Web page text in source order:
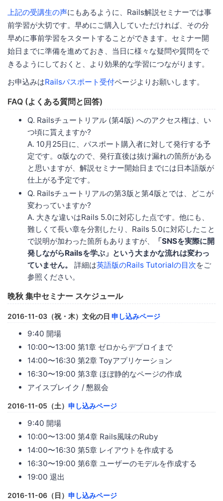
上記の受講生の声にもあるように、Rails解説セミナーでは事
前学習が大切です。早めにご購入していただければ、その分
早めに事前学習をスタートすることができます。セミナー開
始日までに準備を進めておき、当日に様々な疑問や質問をで
きるようにしておくと、より効果的な学習につながります。
お申込みはRailsパスポート受付ページよりお願いします。
FAQ (よくある質問と回答)
Q. Railsチュートリアル (第4版) へのアクセス権は、い
つ頃に貰えますか?
A. 10月25日に、パスポート購入者に対して発行する予
定です。α版なので、発行直後は抜け漏れの箇所がある
と思いますが、解説セミナー開始日までには日本語版が
仕上がる予定です。
Q. Railsチュートリアルの第3版と第4版とでは、どこが
変わっていますか?
A. 大きな違いはRails 5.0に対応した点です。他にも、
難しくて長い章を分割したり、Rails 5.0に対応したこと
で説明が加わった箇所もありますが、
「SNSを実際に開
発しながらRailsを学ぶ」という大まかな流れは変わっ
ていません。
詳細は英語版のRails Tutorialの目次をご
参照ください。
晩秋 集中セミナー スケジュール
2016-11-03（祝・木）文化の日 申し込みページ
9:40 開場
10:00〜13:00 第1章 ゼロからデプロイまで
14:00〜16:30 第2章 Toyアプリケーション
16:30〜19:00 第3章 ほぼ静的なページの作成
アイスブレイク / 懇親会
2016-11-05（土） 申し込みページ
9:40 開場
10:00〜13:00 第4章 Rails風味のRuby
14:00〜16:30 第5章 レイアウトを作成する
16:30〜19:00 第6章 ユーザーのモデルを作成する
19:00 退出
2016-11-06（日） 申し込みページ